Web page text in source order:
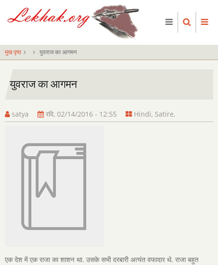
मुख पृष्ठ युवराज का आगमन
युवराज का आगमन
satya रवि, 02/14/2016 - 12:55 Hindi, Satire,
एक देश में एक राजा का शाशन था. उसके सभी दरबारी अत्यंत वफादार थे. राजा बहुत